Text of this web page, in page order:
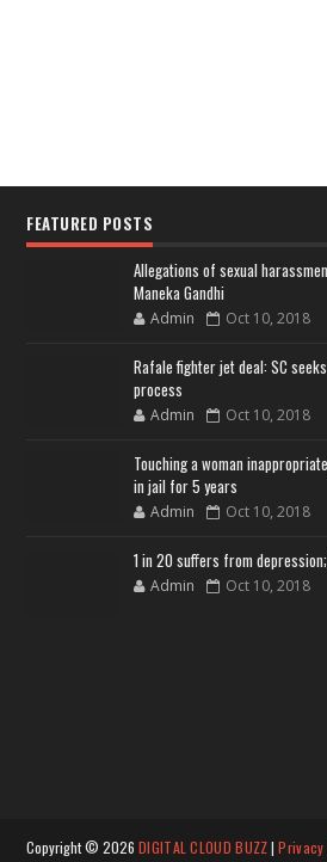
FEATURED POSTS
Allegations of sexual
Maneka Gandhi
Admin Oct 10, 2018
Rafale fighter jet deal: SC
process
Admin Oct 10, 2018
Touching a woman
in jail for 5 years
Admin Oct 10, 2018
1 in 20 suffers from
Admin Oct 10, 2018
Copyright © 2026 DIGITAL CLOUD BUZZ|